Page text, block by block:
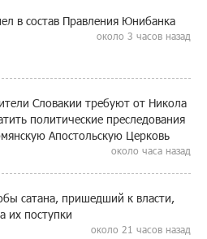
в состав Правления Юнибанка
около 3 часов назад
Словакии требуют от Никола
политические преследования
Апостольскую Церковь
около часа назад
сатана, пришедший к власти,
их поступки
около 21 часов назад